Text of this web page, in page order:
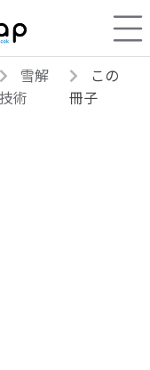
雪解
技術
この
冊子